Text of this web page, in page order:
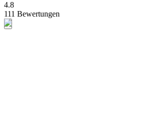
4.8
111 Bewertungen